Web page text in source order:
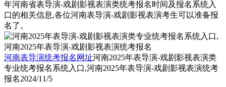
年河南省表导演-戏剧影视表演类统考报名时间及报名系统入
口的相关信息,各位河南表导演-戏剧影视表演考生可以准备报
名了。
河南表导演统考报名网址河南2025年表导演-戏剧影视表演类
专业统考报名系统入口,河南2025年表导演-戏剧影视表演统考
报名2024/11/5